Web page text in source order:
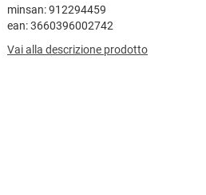
minsan: 912294459
ean: 3660396002742
Vai alla descrizione prodotto